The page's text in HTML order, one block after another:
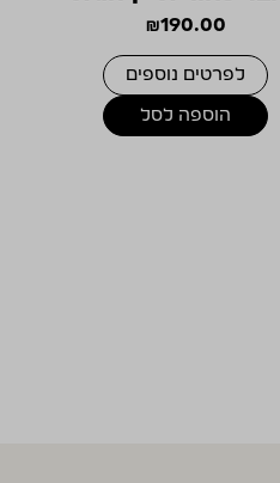
₪190.00
לפרטים נוספים
הוספה לסל